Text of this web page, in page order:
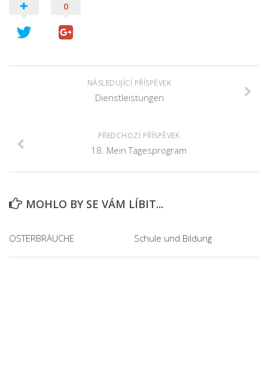
0
NÁSLEDUJÍCÍ PŘÍSPĚVEK
Dienstleistungen
PŘEDCHOZÍ PŘÍSPĚVEK
18. Mein Tagesprogram
MOHLO BY SE VÁM LÍBIT...
OSTERBRÄUCHE Schule und Bildung